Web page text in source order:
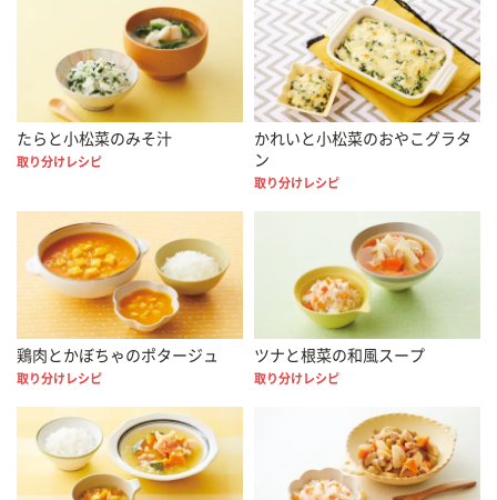
たらと小松菜のみそ汁
取り分けレシピ
かれいと小松菜のおやこグラタ
ン
取り分けレシピ
鶏肉とかぼちゃのポタージュ
取り分けレシピ
ツナと根菜の和風スープ
取り分けレシピ